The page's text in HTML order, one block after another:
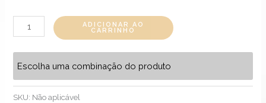
ADICIONAR AO
CARRINHO
Escolha uma combinação do produto
SKU: Não aplicável